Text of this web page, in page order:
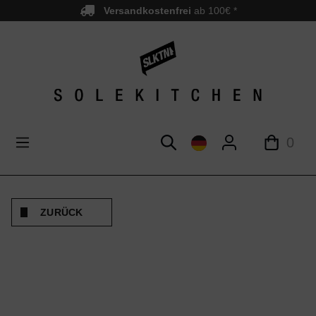
springen Versandkostenfrei ab 100€ *
0
ZURÜCK